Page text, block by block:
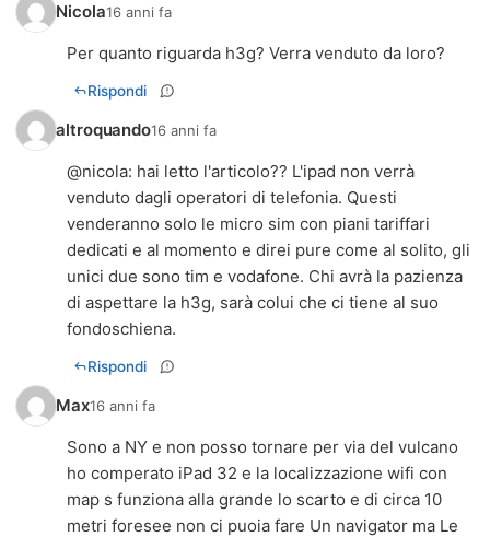
Nicola16 anni fa
Per quanto riguarda h3g? Verra venduto da loro?
Rispondi
altroquando16 anni fa
@nicola: hai letto l'articolo?? L'ipad non verrà
venduto dagli operatori di telefonia. Questi
venderanno solo le micro sim con piani tariffari
dedicati e al momento e direi pure come al solito, gli
unici due sono tim e vodafone. Chi avrà la pazienza
di aspettare la h3g, sarà colui che ci tiene al suo
fondoschiena.
Rispondi
Max16 anni fa
Sono a NY e non posso tornare per via del vulcano
ho comperato iPad 32 e la localizzazione wifi con
map s funziona alla grande lo scarto e di circa 10
metri foresee non ci puoia fare Un navigator ma Le